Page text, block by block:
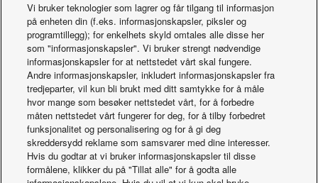
Aquarea-kaskade for Porsche-bygningen
Vi bruker teknologier som lagrer og får tilgang til informasjon
på enheten din (f.eks. informasjonskapsler, piksler og
programtillegg); for enkelhets skyld omtales alle disse her
som "informasjonskapsler". Vi bruker strengt nødvendige
informasjonskapsler for at nettstedet vårt skal fungere.
Andre informasjonskapsler, inkludert informasjonskapsler fra
tredjeparter, vil kun bli brukt med ditt samtykke for å måle
hvor mange som besøker nettstedet vårt, for å forbedre
måten nettstedet vårt fungerer for deg, for å tilby forbedret
funksjonalitet og personalisering og for å gi deg
skreddersydd reklame som samsvarer med dine interesser.
Hvis du godtar at vi bruker informasjonskapsler til disse
formålene, klikker du på "Tillat alle" for å godta alle